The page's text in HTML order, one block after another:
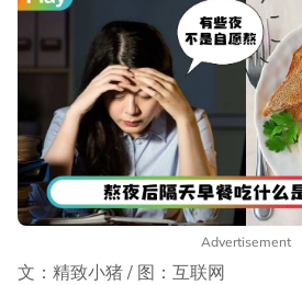
Advertisement
文：精致小猪 / 图：互联网